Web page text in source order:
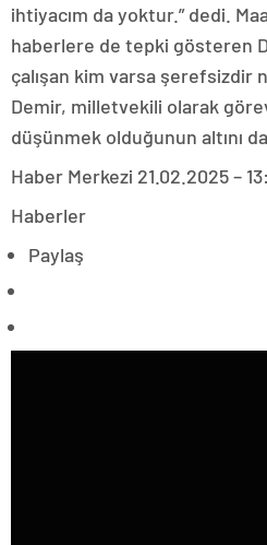
ihtiyacım da yoktur.” dedi.
haberlere de tepki gösteren
çalışan kim varsa şerefsizdir
Demir, milletvekili olarak
düşünmek olduğunun altını
Haber Merkezi 21.02.2025 –
Haberler
Paylaş